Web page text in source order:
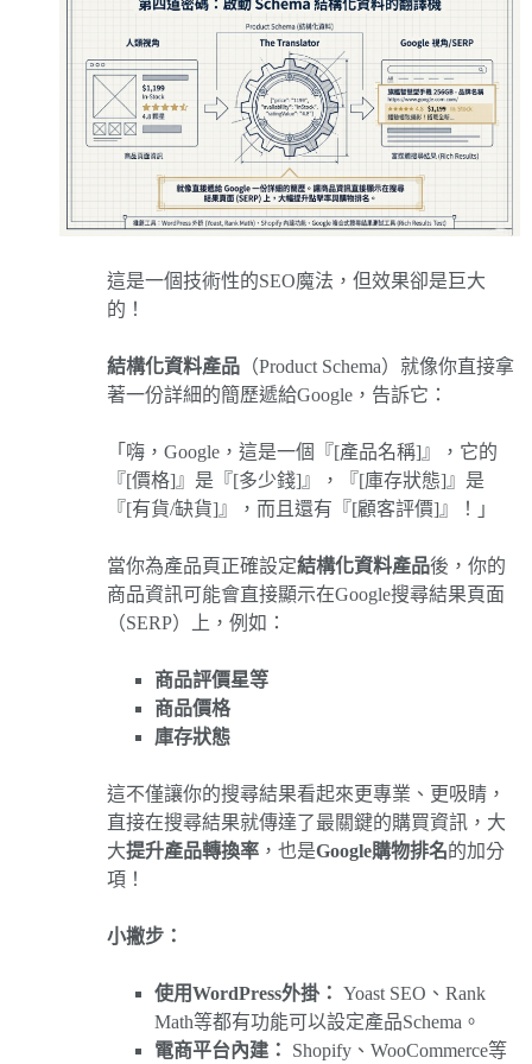
這是一個技術性的SEO魔法，但效果卻是巨大
的！
結構化資料產品 （Product Schema）就像你直接拿
著一份詳細的簡歷遞給Google，告訴它：
「嗨，Google，這是一個『[產品名稱]』，它的
『[價格]』是『[多少錢]』，『[庫存狀態]』是
『[有貨/缺貨]』，而且還有『[顧客評價]』！」
當你為產品頁正確設定結構化資料產品後，你的
商品資訊可能會直接顯示在Google搜尋結果頁面
（SERP）上，例如：
商品評價星等
商品價格
庫存狀態
這不僅讓你的搜尋結果看起來更專業、更吸睛，
直接在搜尋結果就傳達了最關鍵的購買資訊，大
大提升產品轉換率 ，也是Google購物排名的加分
項！
小撇步：
使用WordPress外掛： Yoast SEO、Rank
Math等都有功能可以設定產品Schema。
電商平台內建：
Shopify、WooCommerce等